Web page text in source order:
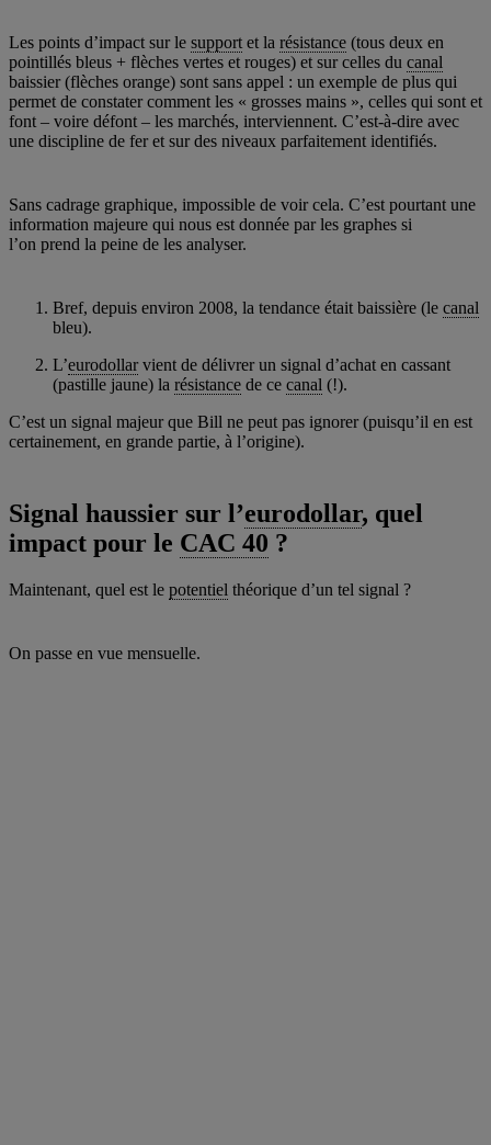
Les points d’impact sur le support et la résistance (tous deux en
pointillés bleus + flèches vertes et rouges) et sur celles du canal
baissier (flèches orange) sont sans appel : un exemple de plus qui
permet de constater comment les « grosses mains », celles qui sont et
font – voire défont – les marchés, interviennent. C’est-à-dire avec
une discipline de fer et sur des niveaux parfaitement identifiés.
Sans cadrage graphique, impossible de voir cela. C’est pourtant une
information majeure qui nous est donnée par les graphes si
l’on prend la peine de les analyser.
Bref, depuis environ 2008, la tendance était baissière (le canal
bleu).
L’eurodollarvient de délivrer un signal d’achat en cassant
(pastille jaune) la résistance de ce canal (!).
C’est un signal majeur que Bill ne peut pas ignorer (puisqu’il en est
certainement, en grande partie, à l’origine).
Signal haussier sur l’eurodollar, quel
impact pour le CAC 40 ?
Maintenant, quel est le potentiel théorique d’un tel signal ?
On passe en vue mensuelle.